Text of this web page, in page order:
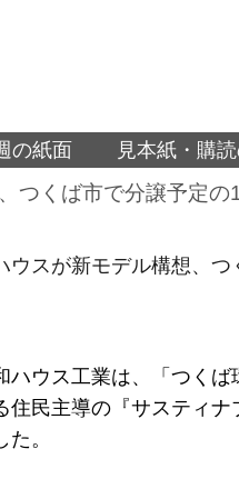
の紙面 見本紙・購
つくば市で分譲予定
ウスが新モデル構想、
ハウス工業は、「つくば
住民主導の『サスティ
た。